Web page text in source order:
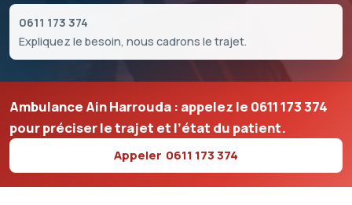
0611 173 374
Expliquez le besoin, nous cadrons le trajet.
Ambulance Ain Harrouda : appelez le 0611 173 374
pour préciser le trajet et l’état du patient.
Appeler 0611 173 374